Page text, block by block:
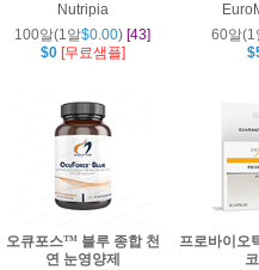
Nutripia
100알(1알$0.00) [43]
$0[무료샘플]
60알(1
오큐포스™ 블루 종합 천
연 눈영양제
프로바이오